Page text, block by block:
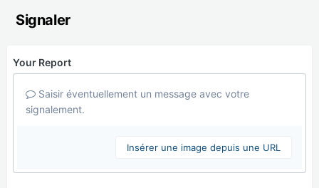
Signaler
Your Report
Saisir éventuellement un message avec votre
signalement.
Insérer une image depuis une URL